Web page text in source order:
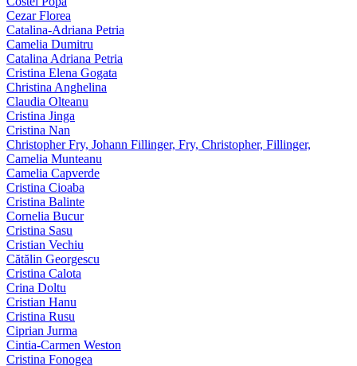
Cezar Florea
Catalina-Adriana Petria
Camelia Dumitru
Catalina Adriana Petria
Cristina Elena Gogata
Christina Anghelina
Claudia Olteanu
Cristina Jinga
Cristina Nan
Christopher Fry, Johann Fillinger, Fry, Christopher, Fillinger,
Camelia Munteanu
Camelia Capverde
Cristina Cioaba
Cristina Balinte
Cornelia Bucur
Cristina Sasu
Cristian Vechiu
Cătălin Georgescu
Cristina Calota
Crina Doltu
Cristian Hanu
Cristina Rusu
Ciprian Jurma
Cintia-Carmen Weston
Cristina Fonogea